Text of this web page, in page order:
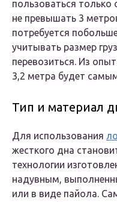
пользоваться
не превышать 3
потребуется
учитывать размер
перевозиться. Из
3,2 метра будет
Тип и материал
Для использования
жесткого дна
технологии
надувным,
или в виде пайола.